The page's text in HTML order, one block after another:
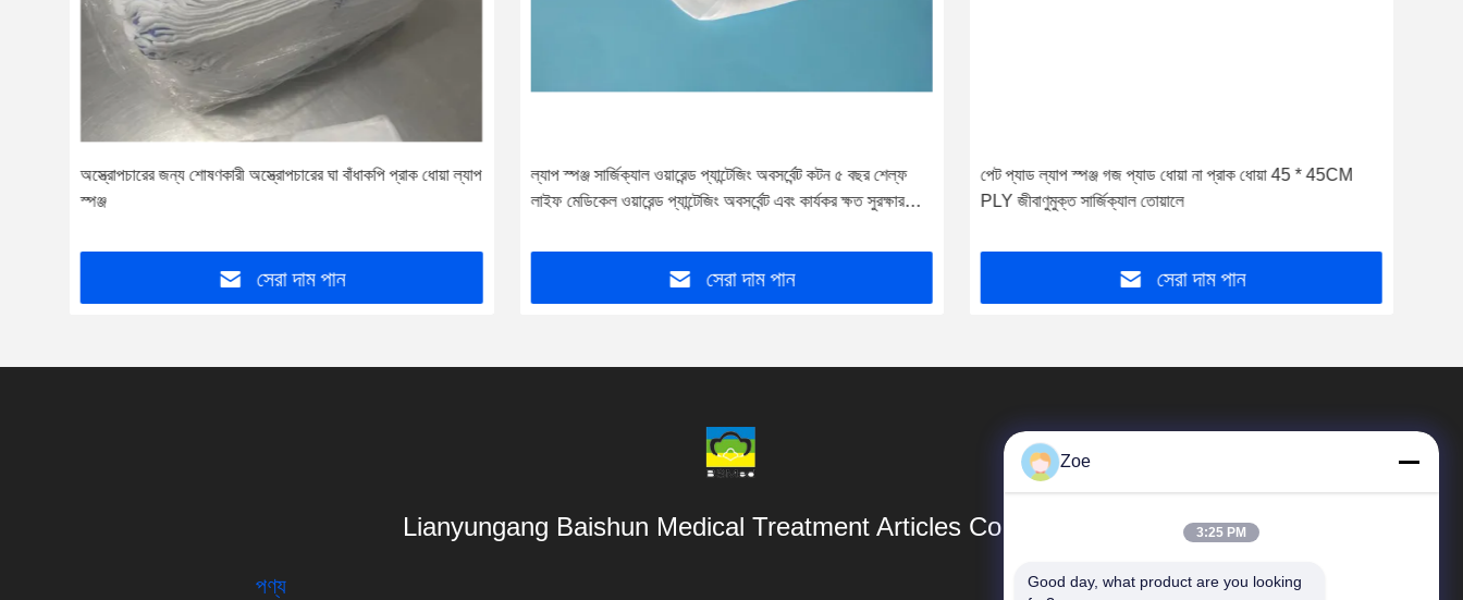
অস্ত্রোপচারের জন্য শোষণকারী অস্ত্রোপচারের ঘা বাঁধাকপি প্রাক ধোয়া ল্যাপ
স্পঞ্জ
সেরা দাম পান
ল্যাপ স্পঞ্জ সার্জিক্যাল ওয়ারেন্ড প্যান্টেজিং অবসর্বেন্ট কটন ৫ বছর শেল্ফ
লাইফ মেডিকেল ওয়ারেন্ড প্যান্টেজিং অবসর্বেন্ট এবং কার্যকর ক্ষত সুরক্ষার
সেরা দাম পান
পেট প্যাড ল্যাপ স্পঞ্জ গজ প্যাড ধোয়া না প্রাক ধোয়া 45 * 45CM
PLY জীবাণুমুক্ত সার্জিক্যাল তোয়ালে
সেরা দাম পান
Lianyungang Baishun Medical Treatment Articles Co.,Ltd.
পণ্য দ্রুত লিঙ্ক
Zoe
3:25 PM
Good day, what product are you looking